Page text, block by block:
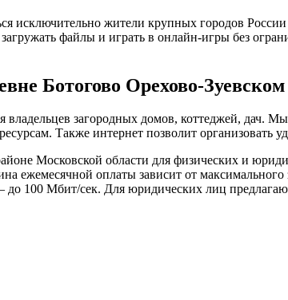
исключительно жители крупных городов
файлы и играть в онлайн-игры без
Ботогово Орехово-
загородных домов, коттеджей, дач.
Также интернет позволит организовать
Московской области для физических и
ежемесячной оплаты зависит от
100 Мбит/сек. Для юридических лиц